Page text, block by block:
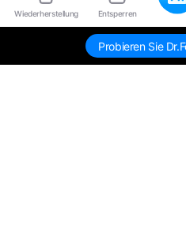
Wiederherstellung Entsperren
Probieren Sie